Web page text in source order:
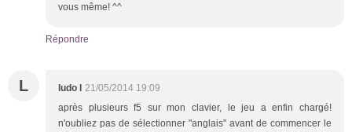
vous même! ^^
Répondre
L ludo l 21/05/2014 19:09
après plusieurs f5 sur mon clavier, le jeu a enfin chargé!
n'oubliez pas de sélectionner "anglais" avant de commencer le